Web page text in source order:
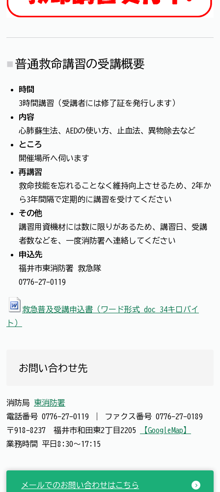
普通救命講習の受講概要
時間
3時間講習（受講者には修了証を発行します）
内容
心肺蘇生法、AEDの使い方、止血法、異物除去など
ところ
開催場所へ伺います
再講習
救命技能を忘れることなく維持向上させるため、2年か
ら3年間隔で定期的に講習を受けてください
その他
講習用資機材には数に限りがあるため、講習日、受講
者数などを、一度消防署へ連絡してください
申込先
福井市東消防署 救急隊
0776-27-0119
救急普及受講申込書（ワード形式 doc 34キロバイ
ト）
お問い合わせ先
消防局 東消防署
電話番号 0776-27-0119 ファクス番号 0776-27-0189
〒918-8237 福井市和田東2丁目2205
【GoogleMap】
業務時間 平日8:30～17:15
メールでのお問い合わせはこちら